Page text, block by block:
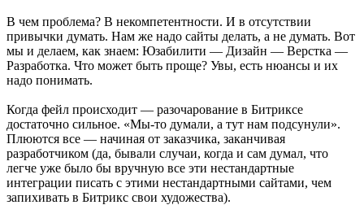
В чем проблема? В некомпетентности. И в отсутствии
привычки думать. Нам же надо сайты делать, а не думать. Вот
мы и делаем, как знаем: Юзабилити — Дизайн — Верстка —
Разработка. Что может быть проще? Увы, есть нюансы и их
надо понимать.
Когда фейл происходит — разочарование в Битриксе
достаточно сильное. «Мы-то думали, а тут нам подсунули».
Плюются все — начиная от заказчика, заканчивая
разработчиком (да, бывали случаи, когда и сам думал, что
легче уже было бы вручную все эти нестандартные
интеграции писать с этими нестандартными сайтами, чем
запихивать в Битрикс свои художества).